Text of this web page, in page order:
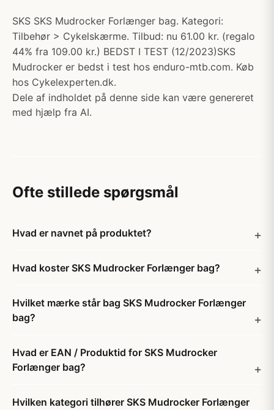
SKS SKS Mudrocker Forlænger bag. Kategori:
Tilbehør > Cykelskærme. Tilbud: nu 61.00 kr. (regalo
44% fra 109.00 kr.) BEDST I TEST (12/2023)SKS
Mudrocker er bedst i test hos enduro-mtb.com. Køb
hos Cykelexperten.dk.
Dele af indholdet på denne side kan være genereret
med hjælp fra AI.
Ofte stillede spørgsmål
Hvad er navnet på produktet?
Hvad koster SKS Mudrocker Forlænger bag?
Hvilket mærke står bag SKS Mudrocker Forlænger
bag?
Hvad er EAN / Produktid for SKS Mudrocker
Forlænger bag?
Hvilken kategori tilhører SKS Mudrocker Forlænger